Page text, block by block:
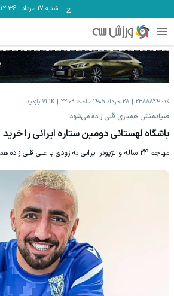
شنبه ۱۷ مرداد -
12:36
کد: 2388894 28 خرداد 1405 ساعت 22:09 71.1K بازدید
صیادمنش همبازی قلی زاده می‌شود
باشگاه لهستانی دومین ستاره ایرانی را خرید
مهاجم 24 ساله و لژیونر ایرانی به زودی با علی قلی زاده همبازی خواهد شد.